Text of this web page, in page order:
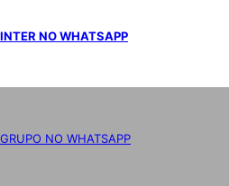
INTER NO WHATSAPP
GRUPO NO WHATSAPP